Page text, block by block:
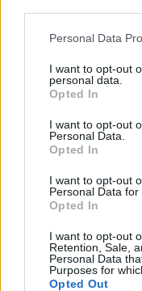
Please note that this
not limited to your
grant or deny
use your data for
consent section.
Personal Data
I want to opt-out
personal data.
Opted In
I want to opt-out
Personal Data.
Opted In
I want to opt-out
Personal Data for
Opted In
I want to opt-out
Retention, Sale,
Personal Data
Purposes for
Opted Out
που υπόσχονται μια
Στον κοινόχρητο
δροσιστείτε με μια
θάλασσας